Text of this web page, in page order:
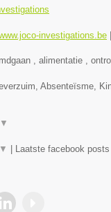
investigations.be
, alimentatie ,
Absenteïsme,
▼
▼ Laatste facebook posts